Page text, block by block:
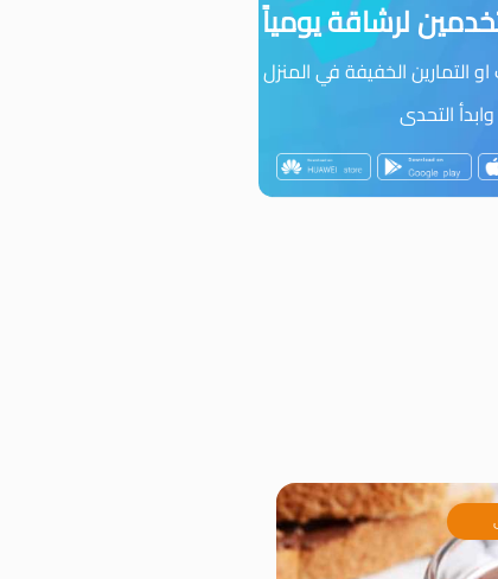
لرشاقة يومياً
التمارين الخفيفة في المنزل
التحدى